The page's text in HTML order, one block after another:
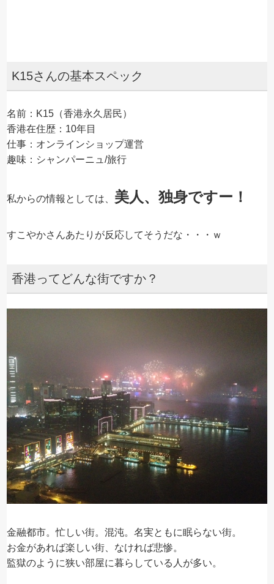
K15さんの基本スペック
名前：K15（香港永久居民）
香港在住歴：10年目
仕事：オンラインショップ運営
趣味：シャンパーニュ/旅行
私からの情報としては、 美人、独身ですー！
すこやかさんあたりが反応してそうだな・・・ｗ
香港ってどんな街ですか？
金融都市。忙しい街。混沌。名実ともに眠らない街。
お金があれば楽しい街、なければ悲惨。
監獄のように狭い部屋に暮らしている人が多い。